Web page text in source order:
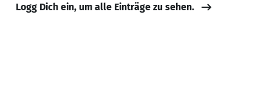
Logg Dich ein, um alle Einträge zu sehen.